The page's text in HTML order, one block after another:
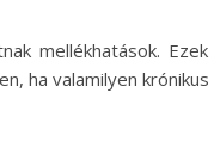
mellékhatások.
ha valamilyen